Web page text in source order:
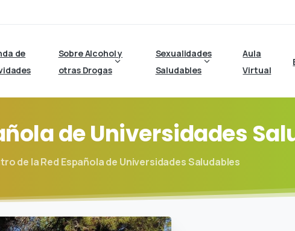
de
Sobre Alcohol y
otras Drogas
Sexualidades
Saludables
Aula
Virtual
deUniversidades
de la Red Española de Universidades Saludables